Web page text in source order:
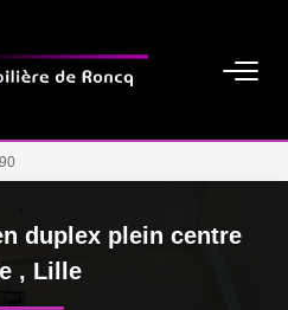
duplex plein centre
, Lille